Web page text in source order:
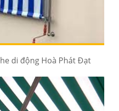
di động Hoà Phát Đạt